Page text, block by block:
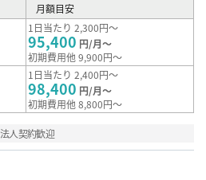
月額目安
1日当たり 2,300円～
95,400 円/月～
初期費用他 9,900円～
1日当たり 2,400円～
98,400 円/月～
初期費用他 8,800円～
法人契約歓迎